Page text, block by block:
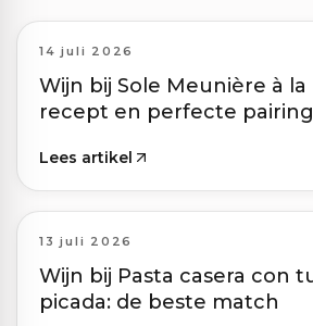
14 juli 2026
Wijn bij Sole Meunière à
recept en perfecte pairing
Lees artikel
13 juli 2026
Wijn bij Pasta casera con
picada: de beste match